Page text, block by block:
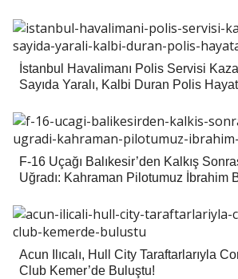
İstanbul Havalimanı Polis Servisi
Sayıda Yaralı, Kalbi Duran Polis
F-16 Uçağı Balıkesir’den Kalkış
Uğradı: Kahraman Pilotumuz İbrahim
Acun Ilıcalı, Hull City Taraftarlarıyla
Club Kemer’de Buluştu!